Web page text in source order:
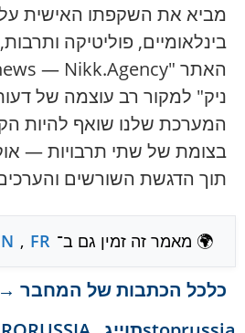
מביא את השקפתו האישית
בינלאומיים, פוליטיקה
ניק" למקור רב עוצמה של
המערכת שלנו שואף להיות
בצומת של שתי תרבויות —
תוך הדגשת השורשים
🌍 מאמר זה זמין גם ב־ , FR
כלכל הכתבות של המחבר →